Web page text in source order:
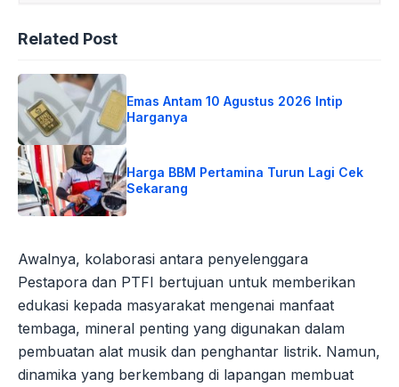
Related Post
Emas Antam 10 Agustus 2026 Intip
Harganya
Harga BBM Pertamina Turun Lagi Cek
Sekarang
Awalnya, kolaborasi antara penyelenggara
Pestapora dan PTFI bertujuan untuk memberikan
edukasi kepada masyarakat mengenai manfaat
tembaga, mineral penting yang digunakan dalam
pembuatan alat musik dan penghantar listrik. Namun,
dinamika yang berkembang di lapangan membuat